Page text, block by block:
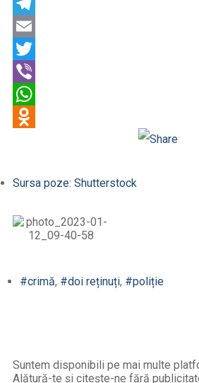
Sursa poze: Shutterstock
#crimă, #doi reținuți, #poliție
Suntem disponibili pe mai multe
Alătură-te și citește-ne fără